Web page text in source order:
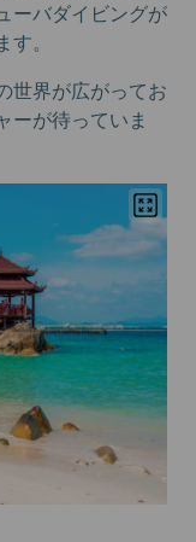
ーバダイビングが
。
世界が広がってお
ーが待っていま